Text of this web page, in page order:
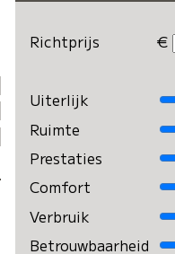
Richtprijs €
Uiterlijk
Ruimte
Prestaties
Comfort
Verbruik
Betrouwbaarheid